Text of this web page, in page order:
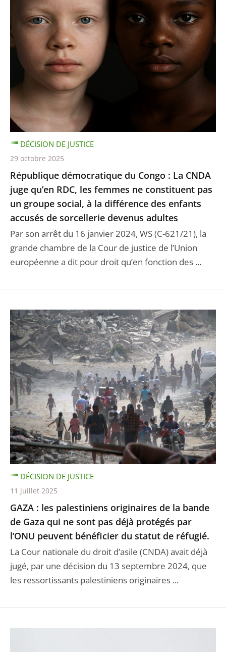
République démocratique du Congo : La CNDA
juge qu’en RDC, les femmes ne constituent pas
un groupe social, à la différence des enfants
accusés de sorcellerie devenus adultes
Par son arrêt du 16 janvier 2024, WS (C-621/21), la
grande chambre de la Cour de justice de l’Union
européenne a dit pour droit qu’en fonction des ...
DÉCISION DE JUSTICE
29 octobre 2025
GAZA : les palestiniens originaires de la bande
de Gaza qui ne sont pas déjà protégés par
l’ONU peuvent bénéficier du statut de réfugié.
La Cour nationale du droit d’asile (CNDA) avait déjà
jugé, par une décision du 13 septembre 2024, que
les ressortissants palestiniens originaires ...
DÉCISION DE JUSTICE
11 juillet 2025